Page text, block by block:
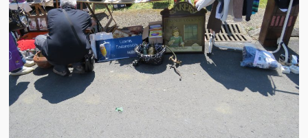
Nos partenaires
Brocante
Salon multi-collections
Autres animations
La fête foraine